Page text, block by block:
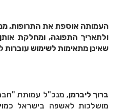
העמותה אוספת את התרופות,
ולתאריך התפוגה, ומחלקת
שאינן מתאימות לשימוש עוברות
ברוך ליברמן, מנכ"ל עמותת
מושלכות לאשפה בישראל